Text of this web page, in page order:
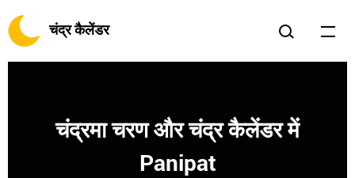
चंद्र कैलेंडर
चंद्रमा चरण और चंद्र कैलेंडर में
Panipat